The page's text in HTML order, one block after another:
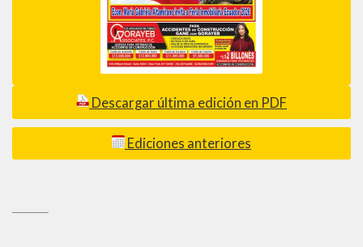
Descargar última edición en PDF
Ediciones anteriores